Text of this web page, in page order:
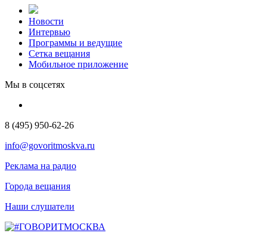
Новости
Интервью
Программы и ведущие
Сетка вещания
Мобильное приложение
Мы в соцсетях
8 (495) 950-62-26
info@govoritmoskva.ru
Реклама на радио
Города вещания
Наши слушатели